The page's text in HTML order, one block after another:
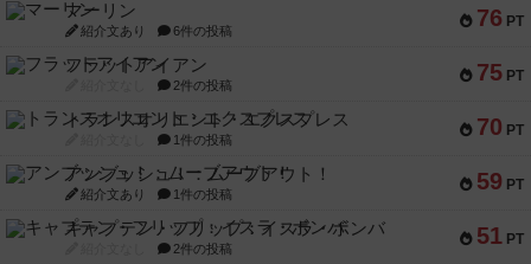
76 PT
マーリン
紹介文あり 6件の投稿
75 PT
フラットアイアン
2件の投稿
70 PT
トランスオリエント・エクスプレス
1件の投稿
59 PT
アンブッシュ！：ムーブアウト！
紹介文あり 1件の投稿
51 PT
キャプテン・フリップ：イスラ・ボンバ
2件の投稿